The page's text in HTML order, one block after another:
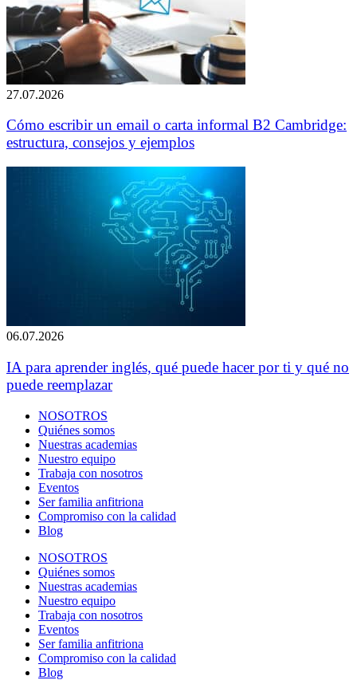
27.07.2026
Cómo escribir un email o carta informal B2 Cambridge:
estructura, consejos y ejemplos
06.07.2026
IA para aprender inglés, qué puede hacer por ti y qué no
puede reemplazar
NOSOTROS
Quiénes somos
Nuestras academias
Nuestro equipo
Trabaja con nosotros
Eventos
Ser familia anfitriona
Compromiso con la calidad
Blog
NOSOTROS
Quiénes somos
Nuestras academias
Nuestro equipo
Trabaja con nosotros
Eventos
Ser familia anfitriona
Compromiso con la calidad
Blog